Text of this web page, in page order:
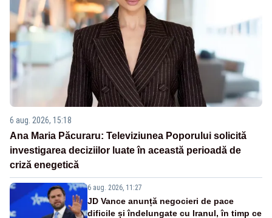
6 aug. 2026, 15:18
Ana Maria Păcuraru: Televiziunea Poporului solicită
investigarea deciziilor luate în această perioadă de
criză enegetică
6 aug. 2026, 11:27
JD Vance anunță negocieri de pace
dificile și îndelungate cu Iranul, în timp ce